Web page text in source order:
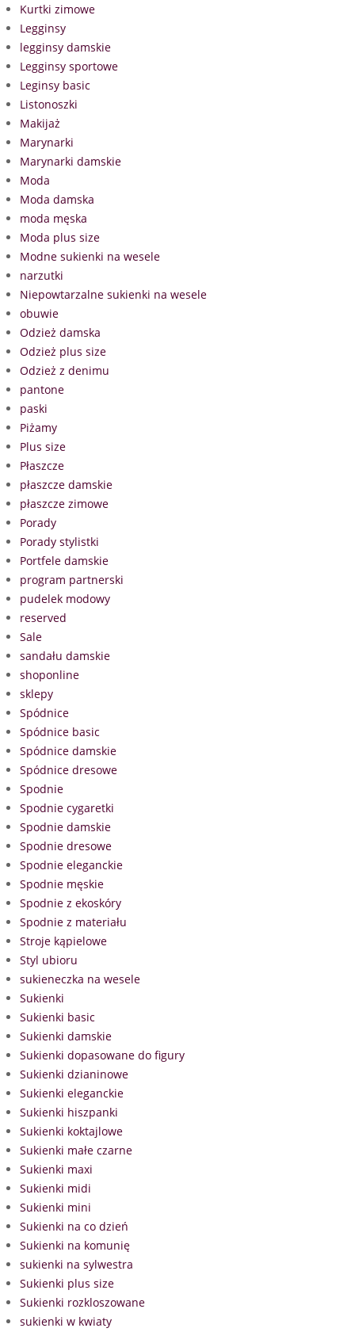
Kurtki zimowe
Legginsy
legginsy damskie
Legginsy sportowe
Leginsy basic
Listonoszki
Makijaż
Marynarki
Marynarki damskie
Moda
Moda damska
moda męska
Moda plus size
Modne sukienki na wesele
narzutki
Niepowtarzalne sukienki na wesele
obuwie
Odzież damska
Odzież plus size
Odzież z denimu
pantone
paski
Piżamy
Plus size
Płaszcze
płaszcze damskie
płaszcze zimowe
Porady
Porady stylistki
Portfele damskie
program partnerski
pudelek modowy
reserved
Sale
sandału damskie
shoponline
sklepy
Spódnice
Spódnice basic
Spódnice damskie
Spódnice dresowe
Spodnie
Spodnie cygaretki
Spodnie damskie
Spodnie dresowe
Spodnie eleganckie
Spodnie męskie
Spodnie z ekoskóry
Spodnie z materiału
Stroje kąpielowe
Styl ubioru
sukieneczka na wesele
Sukienki
Sukienki basic
Sukienki damskie
Sukienki dopasowane do figury
Sukienki dzianinowe
Sukienki eleganckie
Sukienki hiszpanki
Sukienki koktajlowe
Sukienki małe czarne
Sukienki maxi
Sukienki midi
Sukienki mini
Sukienki na co dzień
Sukienki na komunię
sukienki na sylwestra
Sukienki plus size
Sukienki rozkloszowane
sukienki w kwiaty